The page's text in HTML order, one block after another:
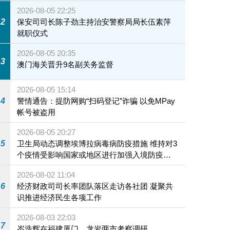
2
2026-08-05 22:25
保安司司长陈子劲主持治安警察局局长伍素萍
就职仪式
3
2026-08-05 20:35
澳门海关晋升9名副关务监督
4
2026-08-05 15:14
警情通告：提防网购“扫码登记”诈骗 以免MPay
帐号被盗用
5
2026-08-05 20:27
卫生局动态调整埃博拉病毒病防疫措施 维持对3
个疫情受影响国家或地区进行加强入境防疫措
施
6
2026-08-02 11:04
经济财政司司长率团队落区走访各社团 凝聚共
识推进经济民生各项工作
7
2026-08-03 22:03